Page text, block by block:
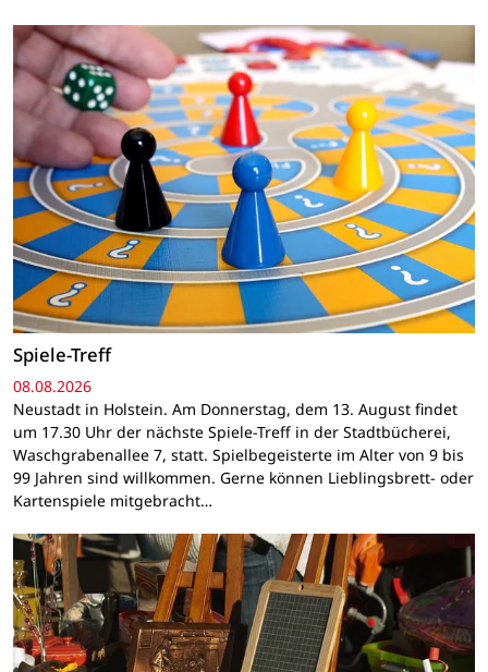
Spiele-Treff
08.08.2026
Neustadt in Holstein. Am Donnerstag, dem 13. August findet
um 17.30 Uhr der nächste Spiele-Treff in der Stadtbücherei,
Waschgrabenallee 7, statt. Spielbegeisterte im Alter von 9 bis
99 Jahren sind willkommen. Gerne können Lieblingsbrett- oder
Kartenspiele mitgebracht…